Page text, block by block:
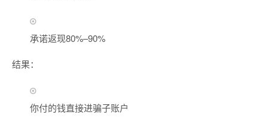
承诺返现80%–90%
结果：
你付的钱直接进骗子账户